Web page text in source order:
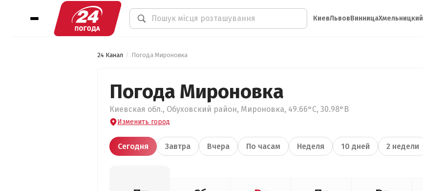
КиевЛьвовВинницаХмельницкий
24 Канал Погода Мироновка
Погода Мироновка
Киевская обл., Обуховский район, Мироновка, 49.66°С, 30.98°В
Изменить город
Сегодня Завтра Вчера По часам Неделя 10 дней 2 недели